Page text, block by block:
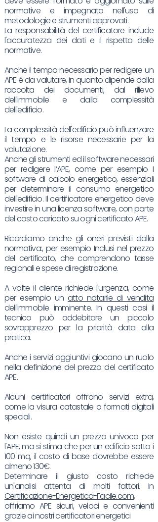
normative e impegnato nell'uso di
metodologie e strumenti approvati.
La responsabilità del certificatore include
l'accuratezza dei dati e il rispetto delle
normative.
Anche il tempo necessario per redigere un
APE è da valutare, in quanto dipende dalla
raccolta dei documenti, dal rilievo
dell'immobile e dalla complessità
dell'edificio.
La complessità dell'edificio può influenzare
il tempo e le risorse necessarie per la
valutazione.
Anche gli strumenti ed il software necessari
per redigere l’APE, come per esempio I
software di calcolo energetico, essenziali
per determinare il consumo energetico
dell'edificio. Il certificatore energetico deve
investire in una licenza software, con parte
del costo caricato su ogni certificato APE.
Ricordiamo anche gli oneri previsti dalla
normativa:, per esempio Inclusi nel prezzo
del certificato, che comprendono tasse
regionali e spese di registrazione.
A volte il cliente richiede l'urgenza, come
per esempio unatto notarile di vendita
dell'immobile imminente. In questi casi il
tecnico può addebitare un piccolo
sovrapprezzo per la priorità data alla
pratica.
Anche i servizi aggiuntivi giocano un ruolo
nella definizione del prezzo del certificato
APE.
Alcuni certificatori offrono servizi extra,
come la visura catastale o formati digitali
speciali.
Non esiste quindi un prezzo univoco per
l'APE, ma si stima che per un edificio sotto i
100 mq, il costo di base dovrebbe essere
almeno 130€.
Determinare il giusto costo richiede
un'analisi attenta di molti fattori. In
Certificazione-Energetica-Facile.com,
offriamo APE sicuri, veloci e convenienti
grazie ai nostri certificatori energetici